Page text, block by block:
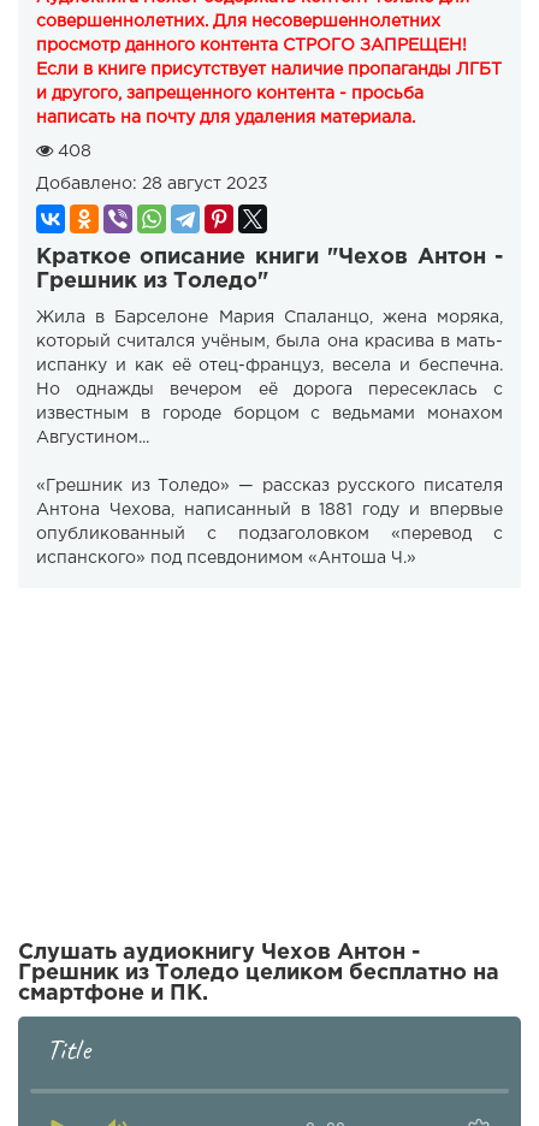
совершеннолетних. Для несовершеннолетних
просмотр данного контента СТРОГО ЗАПРЕЩЕН!
Если в книге присутствует наличие пропаганды ЛГБТ
и другого, запрещенного контента - просьба
написать на почту для удаления материала.
408
Добавлено: 28 август 2023
Краткое описание книги "Чехов Антон -
Грешник из Толедо"
Жила в Барселоне Мария Спаланцо, жена моряка,
который считался учёным, была она красива в мать-
испанку и как её отец-француз, весела и беспечна.
Но однажды вечером её дорога пересеклась с
известным в городе борцом с ведьмами монахом
Августином...
«Грешник из Толедо» — рассказ русского писателя
Антона Чехова, написанный в 1881 году и впервые
опубликованный с подзаголовком «перевод с
испанского» под псевдонимом «Антоша Ч.»
Слушать аудиокнигу Чехов Антон -
Грешник из Толедо целиком бесплатно на
смартфоне и ПК.
Title